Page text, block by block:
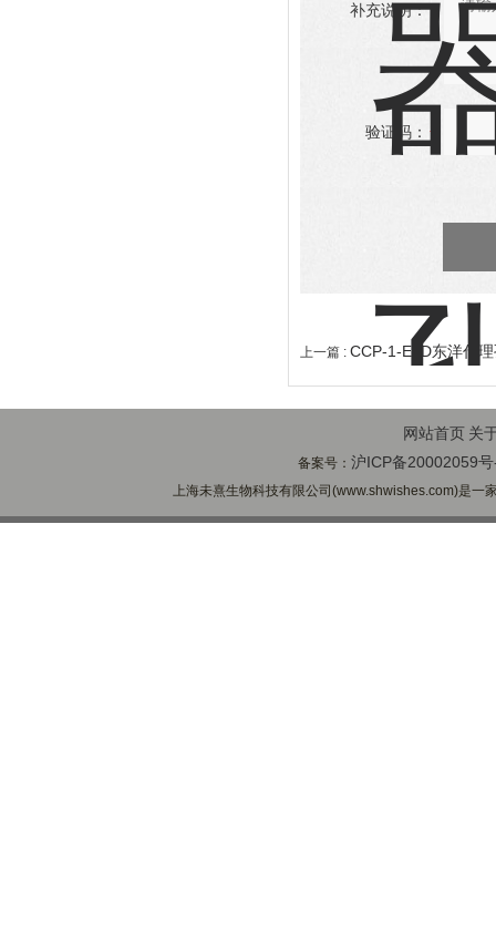
补充说明：
验证码：
上一篇 : CCP-1-E1D东洋代
网站首页 关
备案号：沪ICP备20002059
上海未熹生物科技有限公司(www.shwishes.com)是一